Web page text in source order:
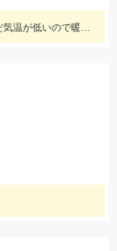
三遠南信道鳳来狭ICから１時間、朝晩はまだ気温が低いので暖かな格好で出かけて下さい。